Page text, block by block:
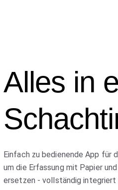
Alles in
Einfach zu bedienende App für
um die Erfassung mit Papier
ersetzen - vollständig integriert